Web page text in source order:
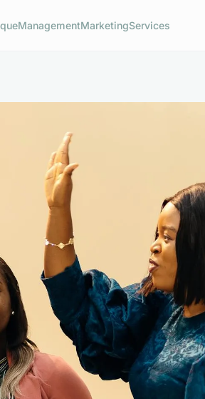
ManagementMarketingServices